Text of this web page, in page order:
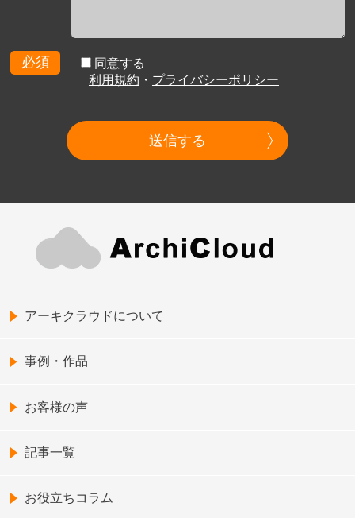
必須
同意する
利用規約 ・ プライバシーポリシー
送信する
アーキクラウドについて
事例・作品
お客様の声
記事一覧
お役立ちコラム